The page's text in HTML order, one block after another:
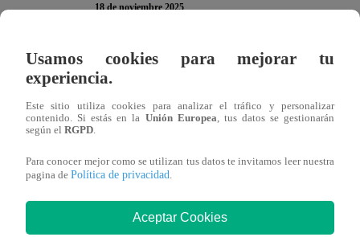
18 de noviembre 2025
En la nueva temporada de “ Yo Soy
, ha llegado la hora
continuación, te presentamos la encuesta del
en ella para participar. Recuerda que solo puedes votar
Gracias por participar en la encuesta. ¡Tu opinión es
Mira AQUÍ el nuevo episodio de “Yo
Usamos cookies para mejorar tu
experiencia.
Este sitio utiliza cookies para analizar el tráfico y personalizar
contenido. Si estás en la Unión Europea, tus datos se gestionarán
según el RGPD.
Para conocer mejor como se utilizan tus datos te invitamos leer nuestra
pagina de Política de privacidad.
Aceptar Cookies